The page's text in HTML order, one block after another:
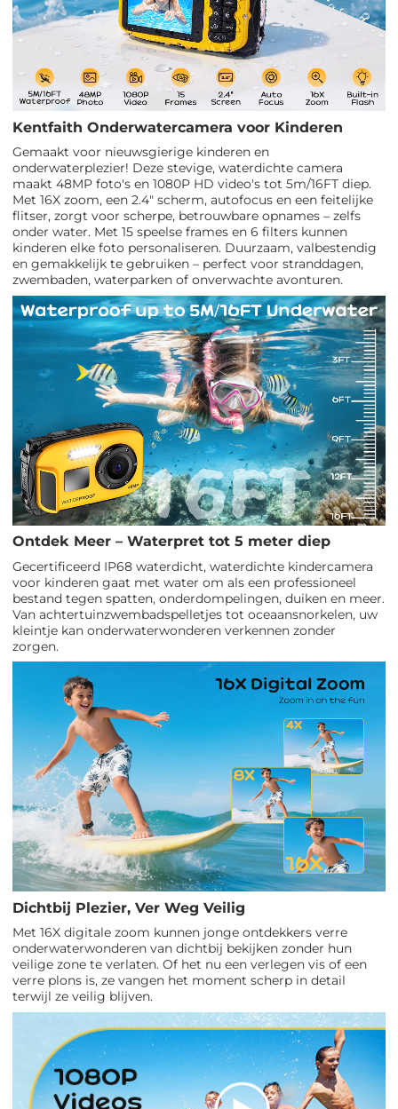
Kentfaith Onderwatercamera voor Kinderen
Gemaakt voor nieuwsgierige kinderen en
onderwaterplezier! Deze stevige, waterdichte camera
maakt 48MP foto's en 1080P HD video's tot 5m/16FT diep.
Met 16X zoom, een 2.4" scherm, autofocus en een feitelijke
flitser, zorgt voor scherpe, betrouwbare opnames – zelfs
onder water. Met 15 speelse frames en 6 filters kunnen
kinderen elke foto personaliseren. Duurzaam, valbestendig
en gemakkelijk te gebruiken – perfect voor stranddagen,
zwembaden, waterparken of onverwachte avonturen.
Ontdek Meer – Waterpret tot 5 meter diep
Gecertificeerd IP68 waterdicht, waterdichte kindercamera
voor kinderen gaat met water om als een professioneel
bestand tegen spatten, onderdompelingen, duiken en meer.
Van achtertuinzwembadspelletjes tot oceaansnorkelen, uw
kleintje kan onderwaterwonderen verkennen zonder
zorgen.
Dichtbij Plezier, Ver Weg Veilig
Met 16X digitale zoom kunnen jonge ontdekkers verre
onderwaterwonderen van dichtbij bekijken zonder hun
veilige zone te verlaten. Of het nu een verlegen vis of een
verre plons is, ze vangen het moment scherp in detail
terwijl ze veilig blijven.